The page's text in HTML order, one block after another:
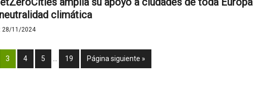
climática
28/11/2024
3 4 5 19 Página siguiente »